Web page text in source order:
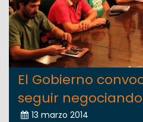
El Gobierno
seguir
13 marzo 2014